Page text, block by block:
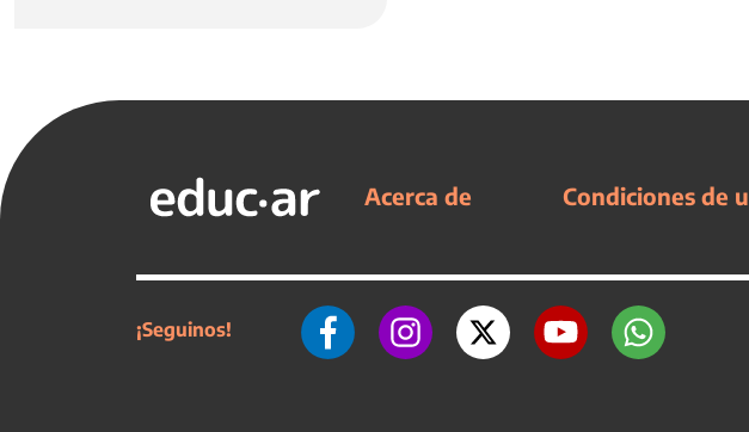
Acerca de Condiciones de
¡Seguinos!